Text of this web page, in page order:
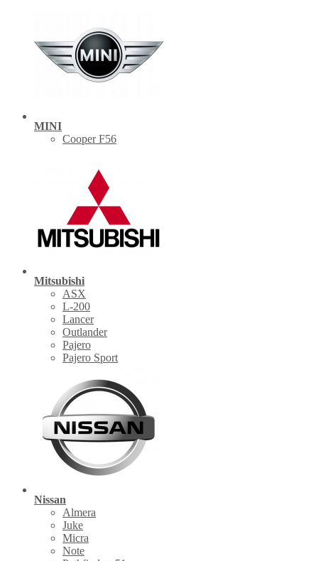
MINI
Cooper F56
Mitsubishi
ASX
L-200
Lancer
Outlander
Pajero
Pajero Sport
Nissan
Almera
Juke
Micra
Note